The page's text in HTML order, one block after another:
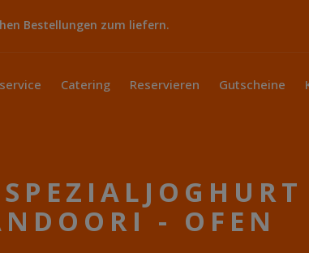
Bestellungen zum liefern.
Catering Reservieren Gutscheine
- OFEN